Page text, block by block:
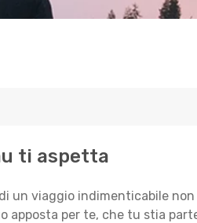
ti aspetta
un viaggio indimenticabile
apposta per te, che tu stia